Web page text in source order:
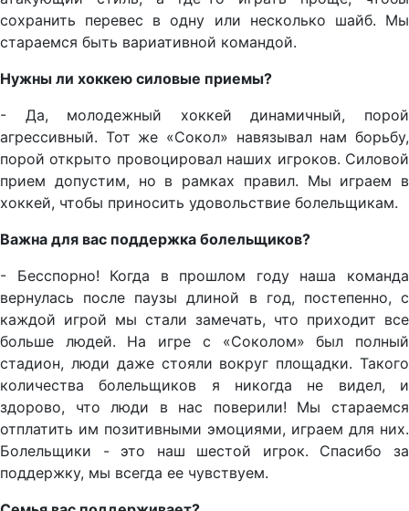
сохранить перевес в одну или несколько шайб. Мы
стараемся быть вариативной командой.
Нужны ли хоккею силовые приемы?
- Да, молодежный хоккей динамичный, порой
агрессивный. Тот же «Сокол» навязывал нам борьбу,
порой открыто провоцировал наших игроков. Силовой
прием допустим, но в рамках правил. Мы играем в
хоккей, чтобы приносить удовольствие болельщикам.
Важна для вас поддержка болельщиков?
- Бесспорно! Когда в прошлом году наша команда
вернулась после паузы длиной в год, постепенно, с
каждой игрой мы стали замечать, что приходит все
больше людей. На игре с «Соколом» был полный
стадион, люди даже стояли вокруг площадки. Такого
количества болельщиков я никогда не видел, и
здорово, что люди в нас поверили! Мы стараемся
отплатить им позитивными эмоциями, играем для них.
Болельщики - это наш шестой игрок. Спасибо за
поддержку, мы всегда ее чувствуем.